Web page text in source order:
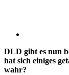
DLD gibt es nun
hat sich einiges
wahr?